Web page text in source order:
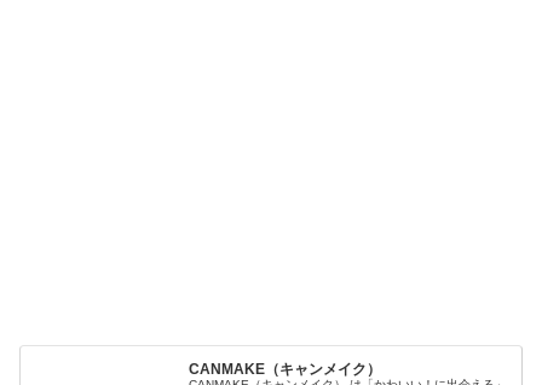
CANMAKE（キャンメイク）